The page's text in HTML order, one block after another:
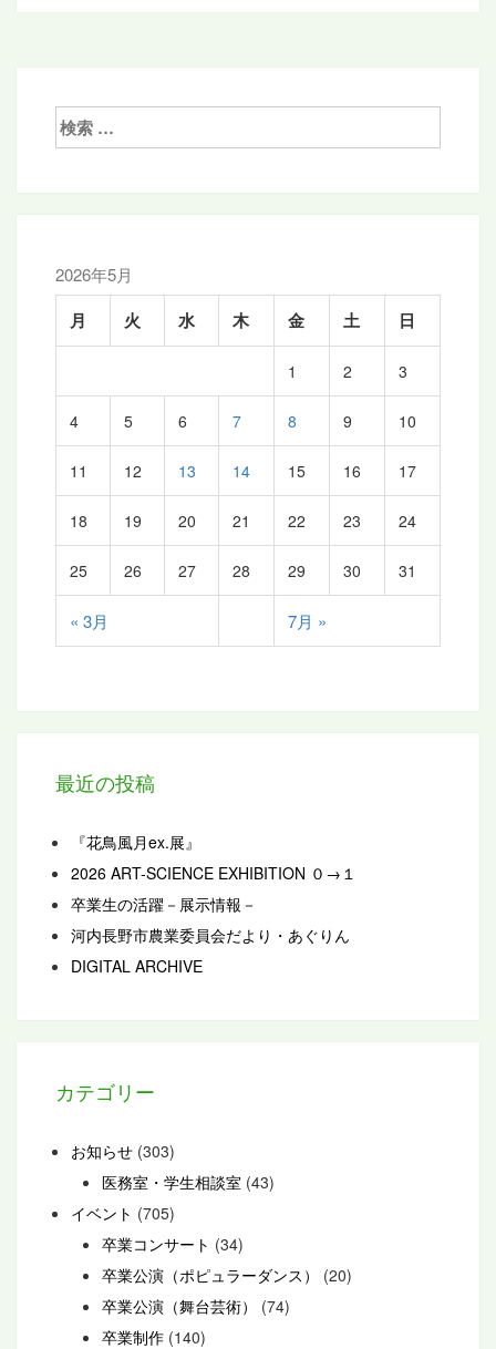
検
索:
2026年5月
月 火 水 木 金 土 日
« 3月 7月 »
1 2 3
4 5 6 7 8 9 10
11 12 13 14 15 16 17
18 19 20 21 22 23 24
25 26 27 28 29 30 31
最近の投稿
『花鳥風月ex.展』
2026 ART-SCIENCE EXHIBITION ０→１
卒業生の活躍－展示情報－
河内長野市農業委員会だより・あぐりん
DIGITAL ARCHIVE
カテゴリー
お知らせ (303)
医務室・学生相談室 (43)
イベント (705)
卒業コンサート (34)
卒業公演（ポピュラーダンス）
(20)
卒業公演（舞台芸術）
(74)
卒業制作 (140)